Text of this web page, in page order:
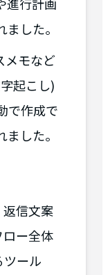
した。
メモなど
起こし)
で作成で
した。
信文案
ー全体
ール